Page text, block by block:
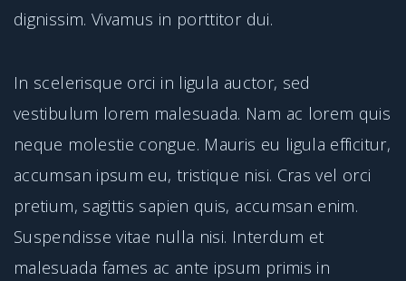
dignissim. Vivamus in porttitor dui.
In scelerisque orci in ligula auctor, sed
vestibulum lorem malesuada. Nam ac lorem quis
neque molestie congue. Mauris eu ligula efficitur,
accumsan ipsum eu, tristique nisi. Cras vel orci
pretium, sagittis sapien quis, accumsan enim.
Suspendisse vitae nulla nisi. Interdum et
malesuada fames ac ante ipsum primis in